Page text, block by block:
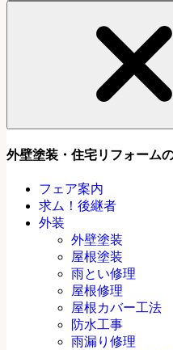
外壁塗装・住宅リフォーム
フェア案内
求ム！後継者
外装
外壁塗装
屋根塗装
雨とい修理
屋根修理
屋根カバー工法
防水工事
雨漏り修理